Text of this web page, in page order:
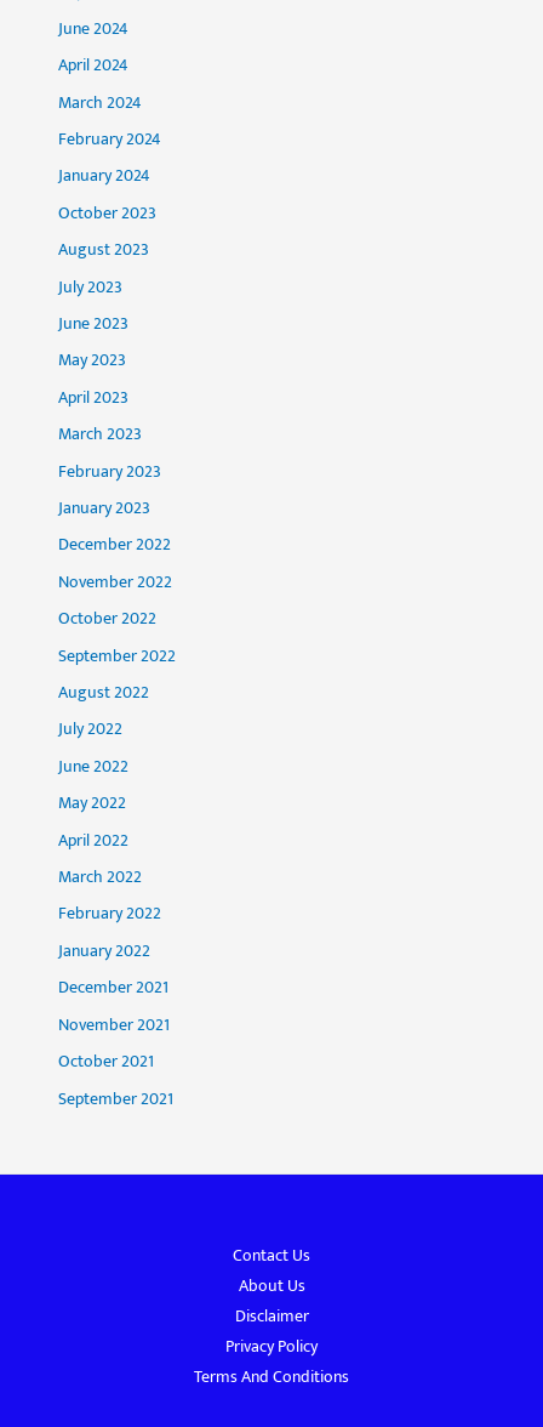
June 2024
April 2024
March 2024
February 2024
January 2024
October 2023
August 2023
July 2023
June 2023
May 2023
April 2023
March 2023
February 2023
January 2023
December 2022
November 2022
October 2022
September 2022
August 2022
July 2022
June 2022
May 2022
April 2022
March 2022
February 2022
January 2022
December 2021
November 2021
October 2021
September 2021
Contact Us
About Us
Disclaimer
Privacy Policy
Terms And Conditions